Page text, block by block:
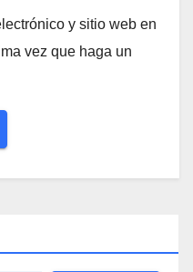
y sitio web en
vez que haga un